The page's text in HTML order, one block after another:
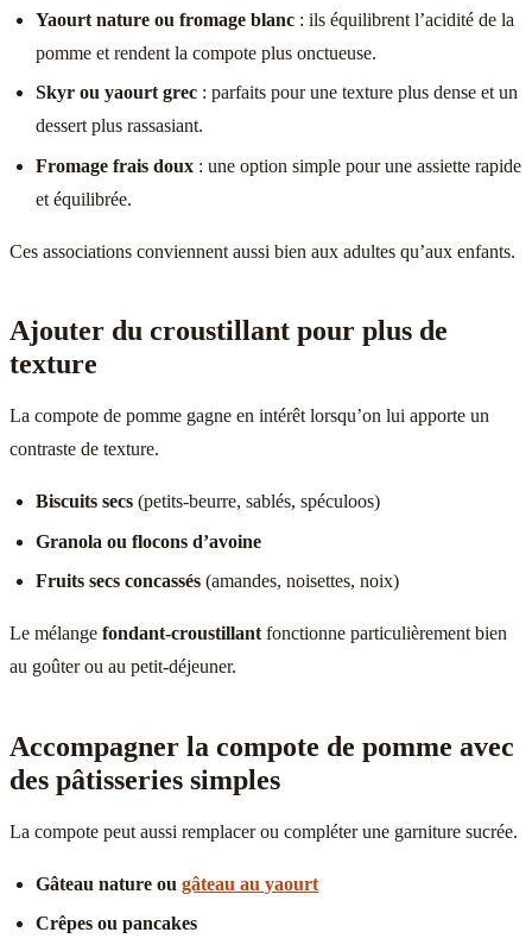
Yaourt nature ou fromage blanc : ils équilibrent l’acidité de la
pomme et rendent la compote plus onctueuse.
Skyr ou yaourt grec : parfaits pour une texture plus dense et un
dessert plus rassasiant.
Fromage frais doux : une option simple pour une assiette rapide
et équilibrée.
Ces associations conviennent aussi bien aux adultes qu’aux enfants.
Ajouter du croustillant pour plus de
texture
La compote de pomme gagne en intérêt lorsqu’on lui apporte un
contraste de texture.
Biscuits secs (petits-beurre, sablés, spéculoos)
Granola ou flocons d’avoine
Fruits secs concassés (amandes, noisettes, noix)
Le mélange fondant-croustillant fonctionne particulièrement bien
au goûter ou au petit-déjeuner.
Accompagner la compote de pomme avec
des pâtisseries simples
La compote peut aussi remplacer ou compléter une garniture sucrée.
Gâteau nature ougâteau au yaourt
Crêpes ou pancakes